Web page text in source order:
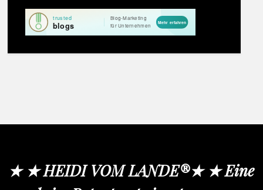
★ ★ HEIDI VOM LANDE®★ ★ Eine